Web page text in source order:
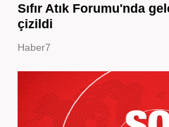
Sıfır Atık Forumu'nda
çizildi
Haber7